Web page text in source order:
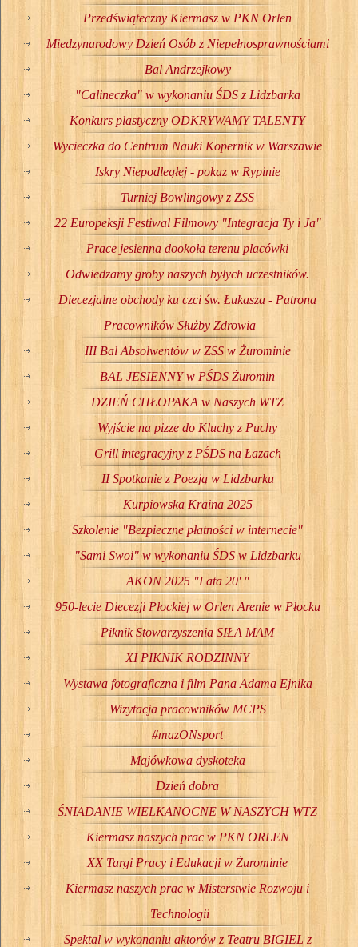
Przedświąteczny Kiermasz w PKN Orlen
Miedzynarodowy Dzień Osób z Niepełnosprawnościami
Bal Andrzejkowy
"Calineczka" w wykonaniu ŚDS z Lidzbarka
Konkurs plastyczny ODKRYWAMY TALENTY
Wycieczka do Centrum Nauki Kopernik w Warszawie
Iskry Niepodległej - pokaz w Rypinie
Turniej Bowlingowy z ZSS
22 Europeksji Festiwal Filmowy "Integracja Ty i Ja"
Prace jesienna dookoła terenu placówki
Odwiedzamy groby naszych byłych uczestników.
Diecezjalne obchody ku czci św. Łukasza - Patrona
Pracowników Służby Zdrowia
III Bal Absolwentów w ZSS w Żurominie
BAL JESIENNY w PŚDS Żuromin
DZIEŃ CHŁOPAKA w Naszych WTZ
Wyjście na pizze do Kluchy z Puchy
Grill integracyjny z PŚDS na Łazach
II Spotkanie z Poezją w Lidzbarku
Kurpiowska Kraina 2025
Szkolenie "Bezpieczne płatności w internecie"
"Sami Swoi" w wykonaniu ŚDS w Lidzbarku
AKON 2025 "Lata 20' "
950-lecie Diecezji Płockiej w Orlen Arenie w Płocku
Piknik Stowarzyszenia SIŁA MAM
XI PIKNIK RODZINNY
Wystawa fotograficzna i film Pana Adama Ejnika
Wizytacja pracowników MCPS
#mazONsport
Majówkowa dyskoteka
Dzień dobra
ŚNIADANIE WIELKANOCNE W NASZYCH WTZ
Kiermasz naszych prac w PKN ORLEN
XX Targi Pracy i Edukacji w Żurominie
Kiermasz naszych prac w Misterstwie Rozwoju i
Technologii
Spektal w wykonaniu aktorów z Teatru BIGIEL z